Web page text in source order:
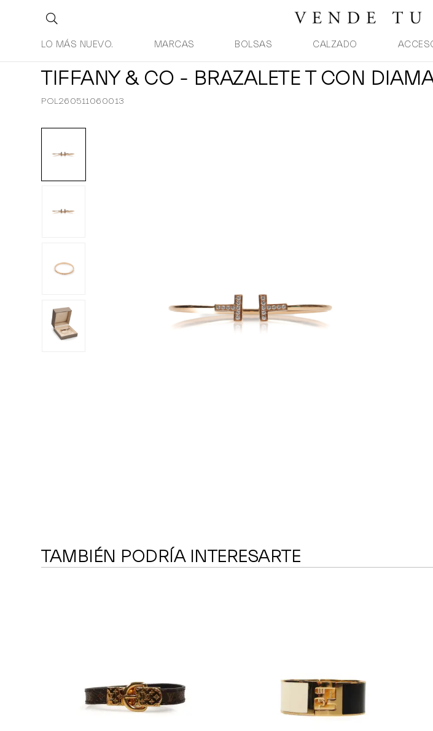
LO MÁS NUEVO. MARCAS BOLSAS CALZADO
TIFFANY & CO - BRAZALETE T CON
POL260511060013
TAMBIÉN PODRÍA INTERESARTE